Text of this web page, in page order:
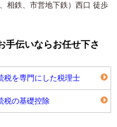
相鉄、市営地下鉄）西口 徒歩
手伝いならお任せ下さ
税を専門にした税理士
税の基礎控除